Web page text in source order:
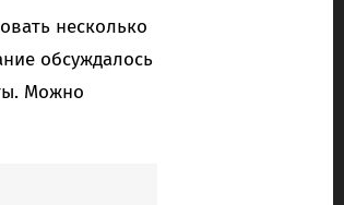
несколько
обсуждалось
Можно